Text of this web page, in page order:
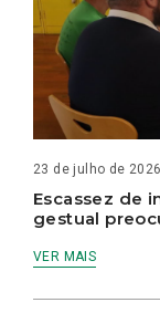
23 de julho de 2026
Escassez de
gestual
VER MAIS